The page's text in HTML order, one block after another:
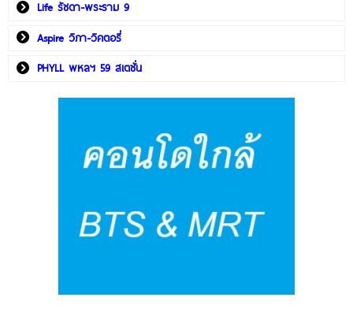
Life รัชดา-พระราม 9
Aspire วิภา-วิคตอรี่
PHYLL พหลฯ 59 สเตชั่น